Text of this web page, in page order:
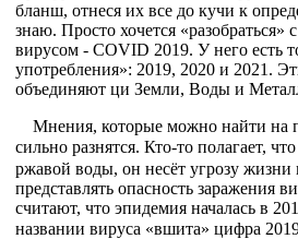
бланш, отнеся их все до кучи к
знаю. Просто хочется
вирусом - COVID 2019. У него есть
употребления»: 2019, 2020 и 2021.
объединяют ци Земли, Воды и
Мнения, которые можно найти на
сильно разнятся. Кто-то полагает,
ржавой воды, он несёт угрозу
представлять опасность заражения
считают, что эпидемия началась в
названии вируса «вшита» цифра